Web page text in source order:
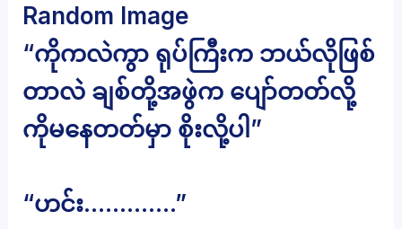
Random Image
“ကိုကလဲကွာ ရုပ်ကြီးက ဘယ်လိုဖြစ်
တာလဲ ချစ်တို့အဖွဲက ပျော်တတ်လို့
ကိုမနေတတ်မှာ စိုးလို့ပါ”
“ဟင်း………….”